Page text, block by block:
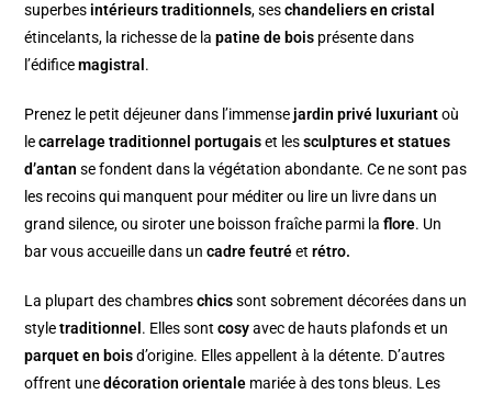
superbes intérieurs traditionnels, seschandeliers en cristal
étincelants, la richesse de lapatine de bois présente dans
l’édificemagistral .
Prenez le petit déjeuner dans l’immensejardin privé luxuriantoù
lecarrelage traditionnel portugaiset lessculptures et statues
d’antan se fondent dans la végétation abondante. Ce ne sont pas
les recoins qui manquent pour méditer ou lire un livre dans un
grand silence, ou siroter une boisson fraîche parmi laflore. Un
bar vous accueille dans uncadre feutréetrétro.
La plupart des chambreschicssont sobrement décorées dans un
styletraditionnel . Elles sontcosyavec de hauts plafonds et un
parquet en boisd’origine. Elles appellent à la détente. D’autres
offrent unedécoration orientale mariée à des tons bleus. Les